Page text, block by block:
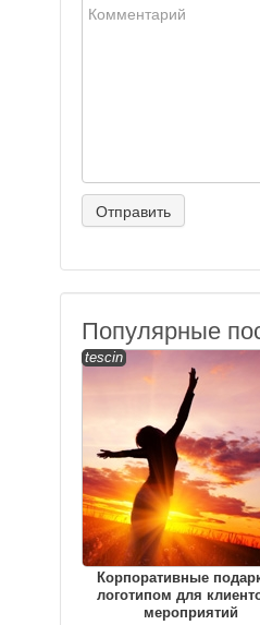
Популярные
tescin
Корпоративные
логотипом для
мероприятий